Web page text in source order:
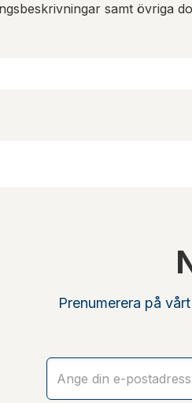
samt övriga
Prenumerera på